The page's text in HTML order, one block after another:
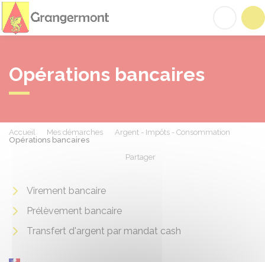
Opérations bancaires
Accueil Mes démarches
Argent - Impôts - Consommation
Opérations bancaires
Partager
Virement bancaire
Prélèvement bancaire
Transfert d'argent par mandat cash